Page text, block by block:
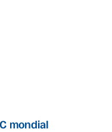
mondial